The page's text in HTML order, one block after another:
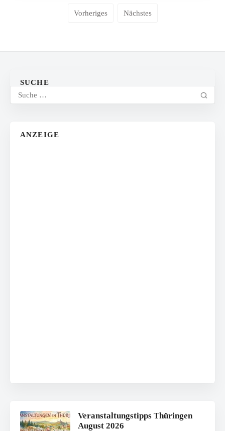
Vorheriges Nächstes
SUCHE
ANZEIGE
Veranstaltungstipps Thüringen
August 2026